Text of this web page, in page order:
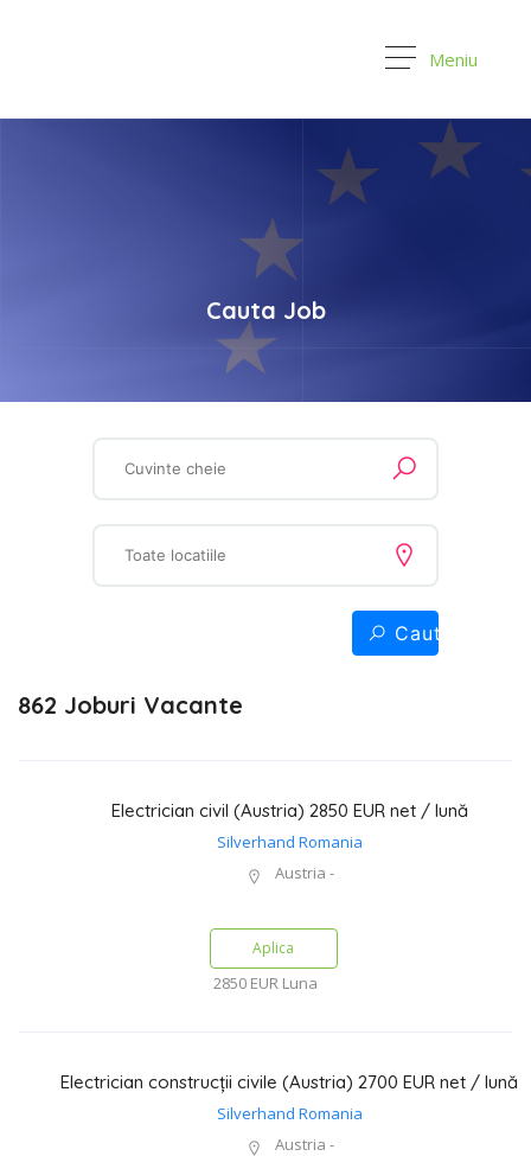
Meniu
Cauta Job
Cauta
862 Joburi Vacante
Electrician civil (Austria) 2850 EUR net / lună
Silverhand Romania
Austria -
Aplica
2850 EUR Luna
Electrician construcții civile (Austria) 2700 EUR net / lună
Silverhand Romania
Austria -